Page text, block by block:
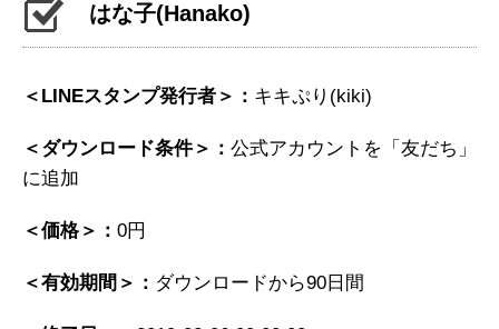
はな子(Hanako)
＜LINEスタンプ発行者＞： キキぷり(kiki)
＜ダウンロード条件＞： 公式アカウントを「友だち」
に追加
＜価格＞： 0円
＜有効期間＞： ダウンロードから90日間